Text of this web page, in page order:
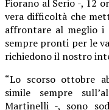
Fiorano al Serio -, 12
vera difficoltà che
affrontare al meglio i
sempre pronti per le
richiedono il nostro
“Lo scorso ottobre
simile sempre
Martinelli -, sono